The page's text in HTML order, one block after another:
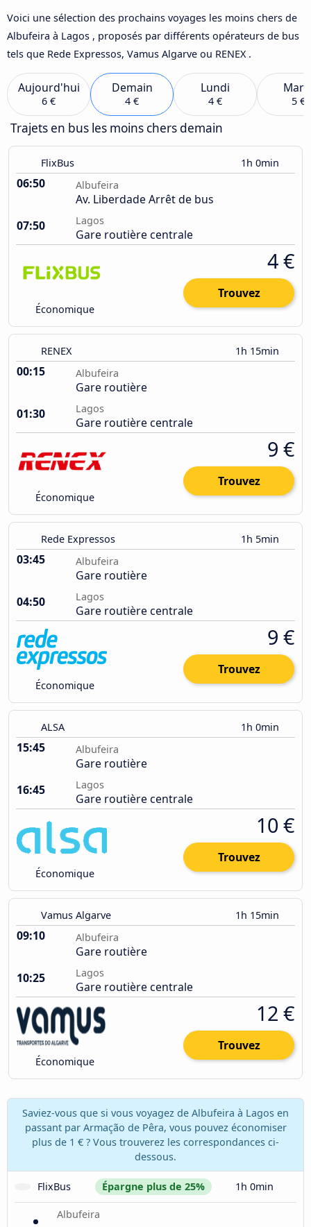
Voici une sélection des prochains voyages les moins chers de
Albufeira à Lagos , proposés par différents opérateurs de bus
tels que Rede Expressos, Vamus Algarve ou RENEX .
Aujourd'hui
6 €
Demain
4 €
Lundi
4 € 5 €
Trajets en bus les moins chers demain
FlixBus 1h 0min
06:50 Albufeira
Av. Liberdade Arrêt de bus
07:50
Lagos
Gare routière centrale
Économique
4 €
Trouvez
RENEX 1h 15min
00:15 Albufeira
Gare routière
01:30
Lagos
Gare routière centrale
Économique
9 €
Trouvez
Rede Expressos 1h 5min
03:45 Albufeira
Gare routière
04:50
Lagos
Gare routière centrale
Économique
9 €
Trouvez
ALSA 1h 0min
15:45 Albufeira
Gare routière
16:45
Lagos
Gare routière centrale
Économique
10 €
Trouvez
Vamus Algarve 1h 15min
09:10 Albufeira
Gare routière
10:25
Lagos
Gare routière centrale
Économique
12 €
Trouvez
Saviez-vous que si vous voyagez de Albufeira à Lagos en
passant par Armação de Pêra, vous pouvez économiser
plus de 1 € ? Vous trouverez les correspondances ci-
dessous.
FlixBus Épargne plus de 25% 1h 0min
Albufeira